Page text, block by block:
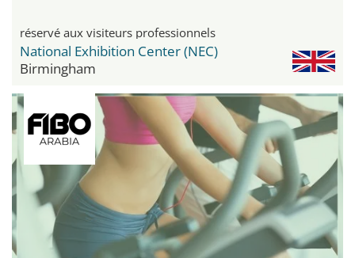
réservé aux visiteurs professionnels
National Exhibition Center (NEC)
Birmingham